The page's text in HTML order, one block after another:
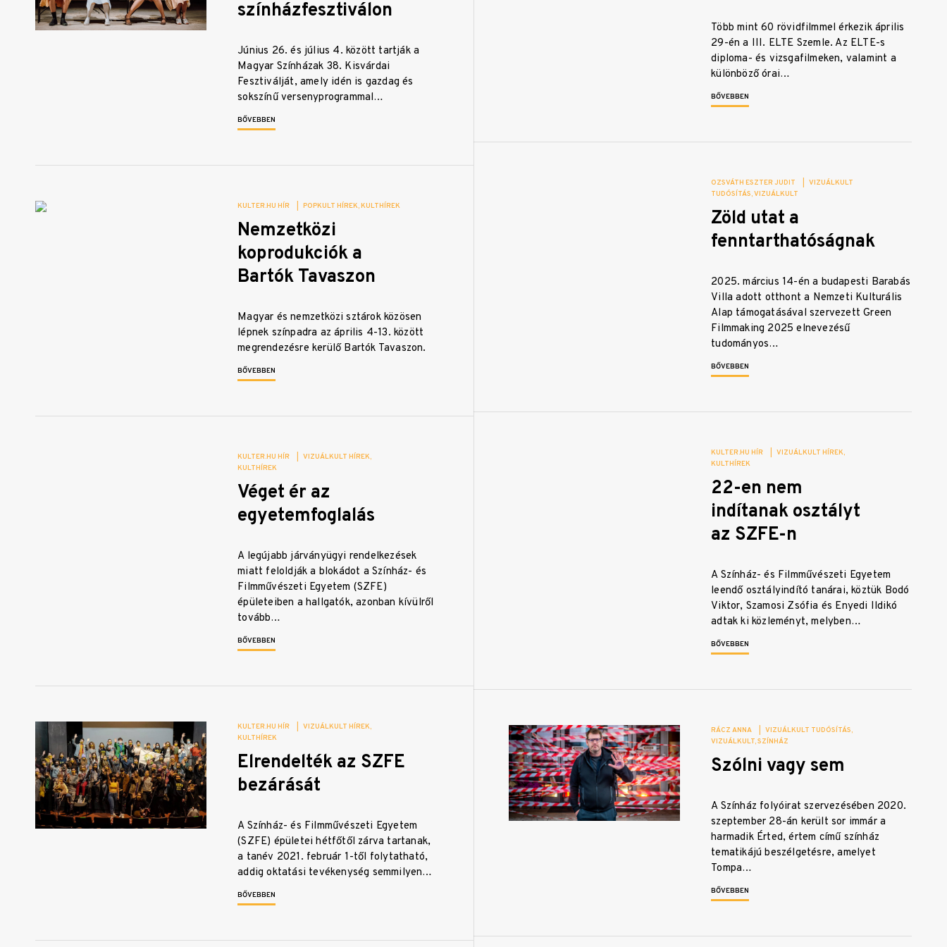
színházfesztiválon
Június 26. és július 4. között tartják a
Magyar Színházak 38. Kisvárdai
Fesztiválját, amely idén is gazdag és
sokszínű versenyprogrammal…
BŐVEBBEN
Több mint 60 rövidfilmmel érkezik április
29-én a III. ELTE Szemle. Az ELTE-s
diploma- és vizsgafilmeken, valamint a
különböző órai…
BŐVEBBEN
OZSVÁTH ESZTER JUDIT
VIZUÁLKULT
TUDÓSÍTÁS VIZUÁLKULT
Zöld utat a
fenntarthatóságnak
2025. március 14-én a budapesti Barabás
Villa adott otthont a Nemzeti Kulturális
Alap támogatásával szervezett Green
Filmmaking 2025 elnevezésű
tudományos…
BŐVEBBEN
KULTER.HU HÍR POPKULT HÍREK KULTHÍREK
Nemzetközi
koprodukciók a
Bartók Tavaszon
Magyar és nemzetközi sztárok közösen
lépnek színpadra az április 4-13. között
megrendezésre kerülő Bartók Tavaszon.
BŐVEBBEN
KULTER.HU HÍR
VIZUÁLKULT HÍREK
KULTHÍREK
22-en nem
indítanak osztályt
az SZFE-n
A Színház- és Filmművészeti Egyetem
leendő osztályindító tanárai, köztük Bodó
Viktor, Szamosi Zsófia és Enyedi Ildikó
adtak ki közleményt, melyben…
BŐVEBBEN
KULTER.HU HÍR
VIZUÁLKULT HÍREK
KULTHÍREK
Véget ér az
egyetemfoglalás
A legújabb járványügyi rendelkezések
miatt feloldják a blokádot a Színház- és
Filmművészeti Egyetem (SZFE)
épületeiben a hallgatók, azonban kívülről
tovább…
BŐVEBBEN
KULTER.HU HÍR
VIZUÁLKULT HÍREK
KULTHÍREK
Elrendelték az SZFE
bezárását
A Színház- és Filmművészeti Egyetem
(SZFE) épületei hétfőtől zárva tartanak,
a tanév 2021. február 1-től folytatható,
addig oktatási tevékenység semmilyen…
BŐVEBBEN
RÁCZ ANNA
VIZUÁLKULT TUDÓSÍTÁS
VIZUÁLKULT SZÍNHÁZ
Szólni vagy sem
A Színház folyóirat szervezésében 2020.
szeptember 28-án került sor immár a
harmadik Érted, értem című színház
tematikájú beszélgetésre, amelyet
Tompa…
BŐVEBBEN